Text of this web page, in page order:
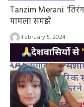
Tanzim Merani:
मामला समझें
February 5, 2024